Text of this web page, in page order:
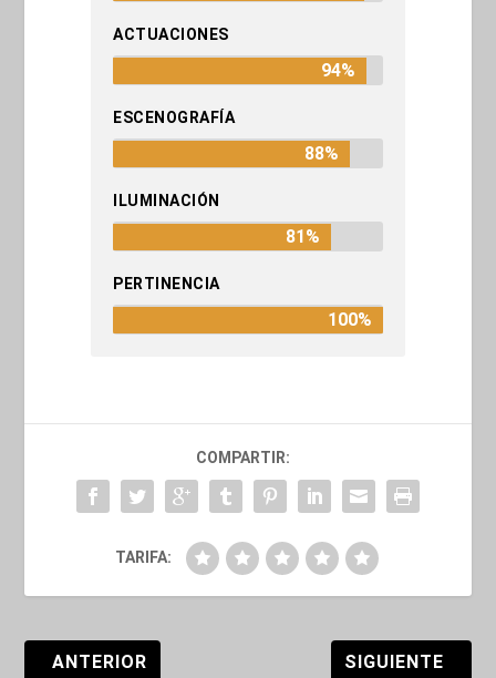
ACTUACIONES
94%
ESCENOGRAFÍA
88%
ILUMINACIÓN
81%
PERTINENCIA
100%
COMPARTIR:
TARIFA:
ANTERIOR SIGUIENTE